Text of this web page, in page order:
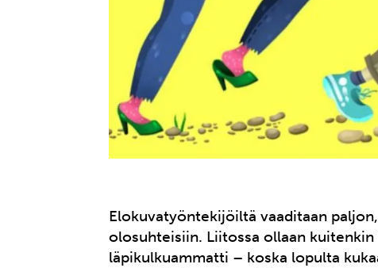
Elokuvatyöntekijöiltä vaaditaan
olosuhteisiin. Liitossa ollaan
läpikulkuammatti – koska lopulta